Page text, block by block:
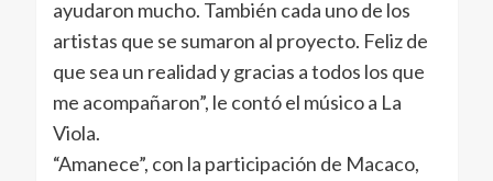
ayudaron mucho. También cada uno de los
artistas que se sumaron al proyecto. Feliz de
que sea un realidad y gracias a todos los que
me acompañaron”, le contó el músico a La
Viola.
“Amanece”, con la participación de Macaco,